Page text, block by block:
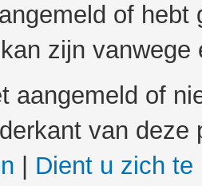
of
zijn
aangemeld of
van
Dient u zich te